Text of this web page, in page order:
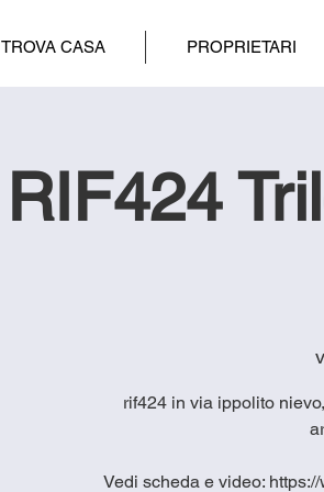
TROVA CASA PROPRIETARI
RIF424
rif424 in via ippolito
Vedi scheda e video: